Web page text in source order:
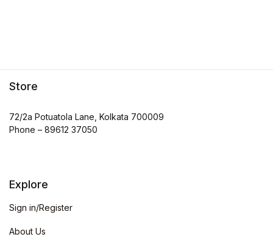
Store
72/2a Potuatola Lane, Kolkata 700009
Phone – 89612 37050
Explore
Sign in/Register
About Us